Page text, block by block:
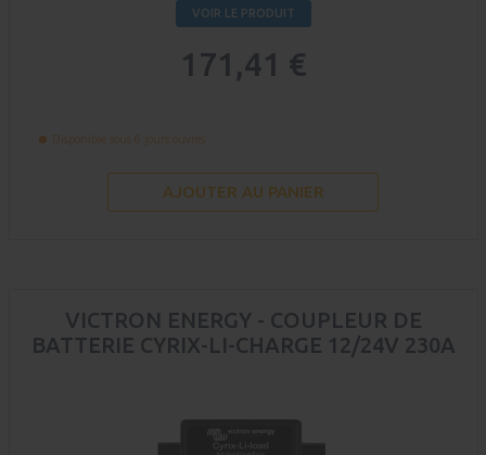
VOIR LE PRODUIT
171,41 €
Disponible sous 6 jours ouvrés
AJOUTER AU PANIER
VICTRON ENERGY - COUPLEUR DE
BATTERIE CYRIX-LI-CHARGE 12/24V 230A